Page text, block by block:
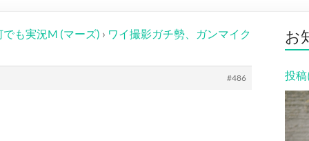
でも実況M (マーズ) › ワイ撮影ガチ勢、ガンマイク
#486
お
投